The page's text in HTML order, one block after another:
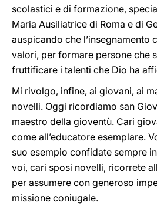
scolastici e di formazione,
Maria Ausiliatrice di Roma e di
auspicando che l’insegnamento
valori, per formare persone che
fruttificare i talenti che Dio ha
Mi rivolgo, infine, ai giovani, ai
novelli. Oggi ricordiamo san
maestro della gioventù. Cari
come all’educatore esemplare.
suo esempio confidate sempre
voi, cari sposi novelli, ricorrete
per assumere con generoso
missione coniugale.